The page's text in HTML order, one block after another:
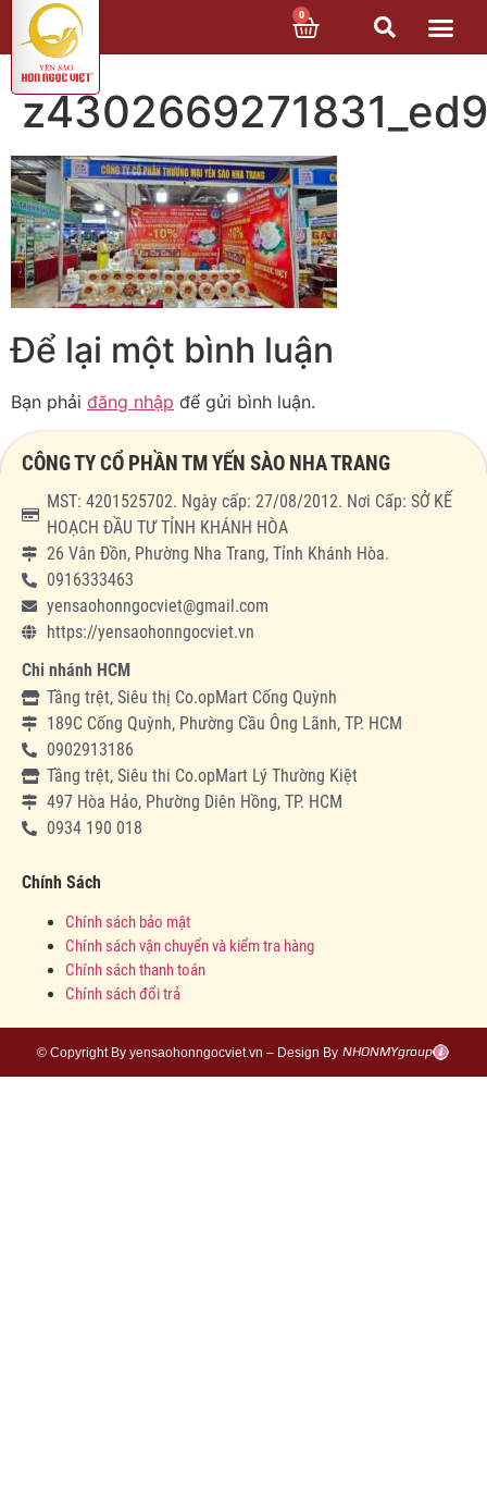
0
Để lại một bình luận
Bạn phải đăng nhập để gửi bình luận.
CÔNG TY CỔ PHẦN TM YẾN SÀO NHA TRANG
MST: 4201525702. Ngày cấp: 27/08/2012. Nơi Cấp: SỞ KẾ
HOẠCH ĐẦU TƯ TỈNH KHÁNH HÒA
26 Vân Đồn, Phường Nha Trang, Tỉnh Khánh Hòa.
0916333463
yensaohonngocviet@gmail.com
https://yensaohonngocviet.vn
Chi nhánh HCM
Tầng trệt, Siêu thị Co.opMart Cống Quỳnh
189C Cống Quỳnh, Phường Cầu Ông Lãnh, TP. HCM
0902913186
Tầng trệt, Siêu thi Co.opMart Lý Thường Kiệt
497 Hòa Hảo, Phường Diên Hồng, TP. HCM
0934 190 018
Chính Sách
Chính sách bảo mật
Chính sách vận chuyển và kiểm tra hàng
Chính sách thanh toán
Chính sách đổi trả
© Copyright By yensaohonngocviet.vn – Design By